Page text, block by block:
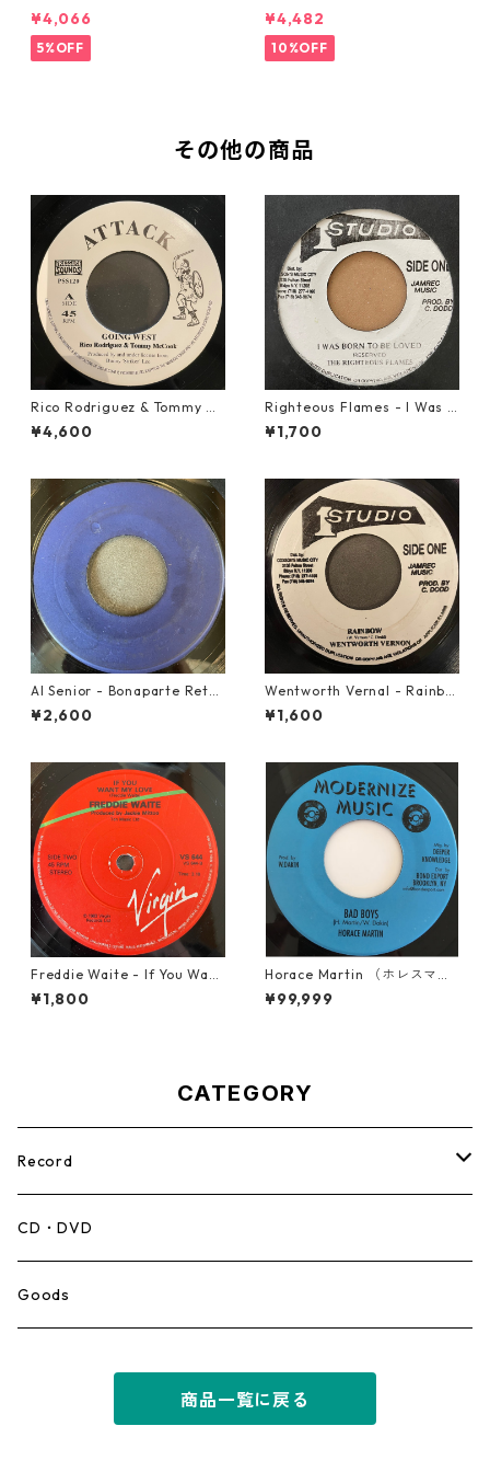
Miracle【7-21362】
¥4,066
5%OFF
【7-21365】
¥4,482
10%OFF
その他の商品
Rico Rodriguez & Tommy Mc
Cook - Going West【7-2198
3】
¥4,600
Righteous Flames - I Was B
orn To Be Loved【7-21191】
¥1,700
Al Senior - Bonaparte Retre
at【7-21861】
¥2,600
Wentworth Vernal - Rainbo
w【7-21940】
¥1,600
Freddie Waite - If You Want
My Love【7-21943】
¥1,800
Horace Martin （ホレスマー
ティン） - Bad Boys【7'】
¥99,999
CATEGORY
Record
Mento,Calypso,Ballad
Ska
CD・DVD
Goods
商品一覧に戻る